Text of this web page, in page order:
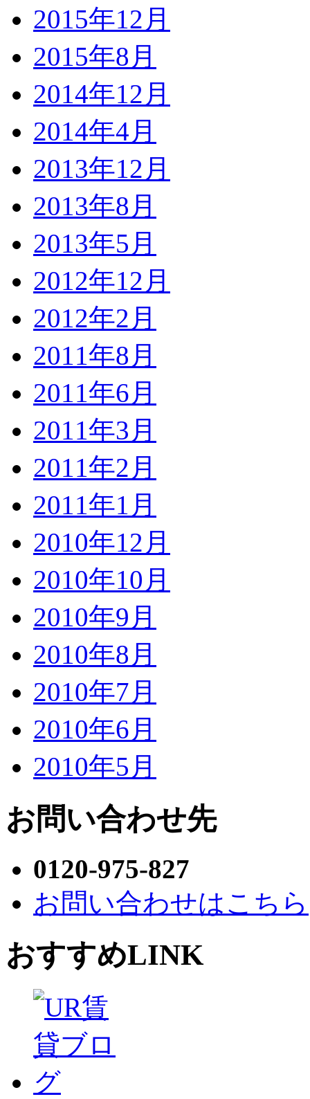
2015年12月
2015年8月
2014年12月
2014年4月
2013年12月
2013年8月
2013年5月
2012年12月
2012年2月
2011年8月
2011年6月
2011年3月
2011年2月
2011年1月
2010年12月
2010年10月
2010年9月
2010年8月
2010年7月
2010年6月
2010年5月
お問い合わせ先
0120-975-827
お問い合わせはこちら
おすすめLINK